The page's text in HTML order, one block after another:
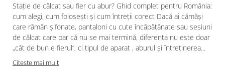
Stație de călcat sau fier cu abur? Ghid complet pentru România:
cum alegi, cum folosești și cum întreții corect Dacă ai cămăși
care rămân șifonate, pantaloni cu cute încăpățânate sau sesiuni
de călcat care par că nu se mai termină, diferența nu este doar
„cât de bun e fierul”, ci tipul de aparat , aburul și întreținerea...
Citeste mai mult